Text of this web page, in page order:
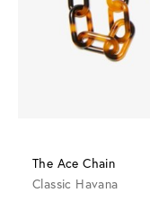
The Ace Chain
Classic Havana